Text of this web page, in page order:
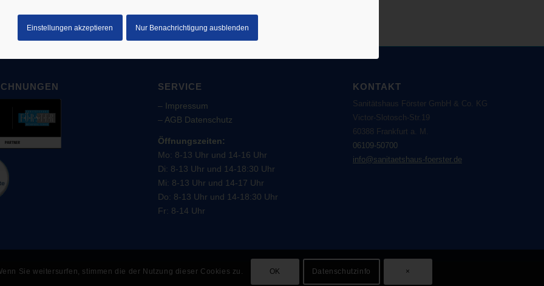
Einstellungen akzeptieren Nur Benachrichtigung ausblenden
SERVICE
– Impressum
– AGB Datenschutz
Öffnungszeiten:
Mo: 8-13 Uhr und 14-16 Uhr
Di: 8-13 Uhr und 14-18:30 Uhr
Mi: 8-13 Uhr und 14-17 Uhr
Do: 8-13 Uhr und 14-18:30 Uhr
Fr: 8-14 Uhr
KONTAKT
Sanitätshaus Förster GmbH & Co. KG
Victor-Slotosch-Str.19
60388 Frankfurt a. M.
06109-50700
info@sanitaetshaus-foerster.de
Sie weitersurfen, stimmen die der Nutzung dieser Cookies zu. OK Datenschutzinfo ×